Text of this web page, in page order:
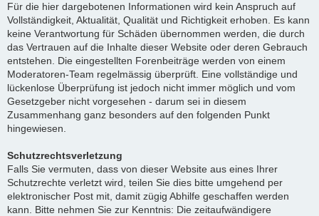
Für die hier dargebotenen Informationen wird kein Anspruch auf
Vollständigkeit, Aktualität, Qualität und Richtigkeit erhoben. Es kann
keine Verantwortung für Schäden übernommen werden, die durch
das Vertrauen auf die Inhalte dieser Website oder deren Gebrauch
entstehen. Die eingestellten Forenbeiträge werden von einem
Moderatoren-Team regelmässig überprüft. Eine vollständige und
lückenlose Überprüfung ist jedoch nicht immer möglich und vom
Gesetzgeber nicht vorgesehen - darum sei in diesem
Zusammenhang ganz besonders auf den folgenden Punkt
hingewiesen.
Schutzrechtsverletzung
Falls Sie vermuten, dass von dieser Website aus eines Ihrer
Schutzrechte verletzt wird, teilen Sie dies bitte umgehend per
elektronischer Post mit, damit zügig Abhilfe geschaffen werden
kann. Bitte nehmen Sie zur Kenntnis: Die zeitaufwändigere